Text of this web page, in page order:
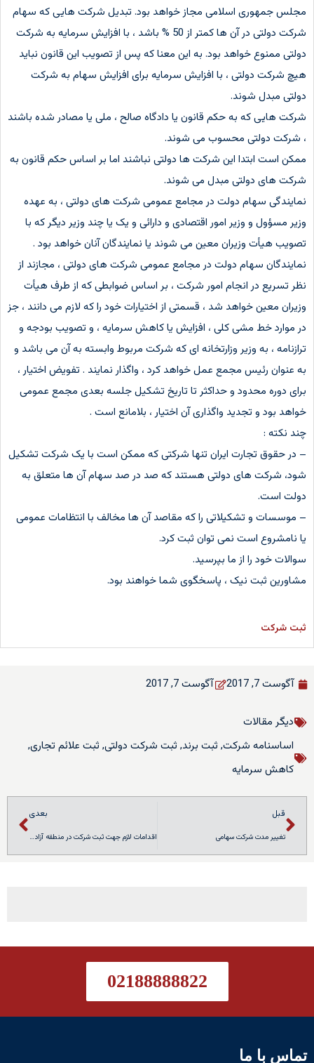
مجلس جمهوری اسلامی مجاز خواهد بود. تبدیل شرکت هایی که سهام
شرکت دولتی در آن ها کمتر از 50 % باشد ، با افزایش سرمایه به شرکت
دولتی ممنوع خواهد بود. به این معنا که پس از تصویب این قانون نباید
هیچ شرکت دولتی ، با افزایش سرمایه برای افزایش سهام به شرکت
دولتی مبدل شوند.
شرکت هایی که به حکم قانون یا دادگاه صالح ، ملی یا مصادر شده باشند
، شرکت دولتی محسوب می شوند.
ممکن است ابتدا این شرکت ها دولتی نباشند اما بر اساس حکم قانون به
شرکت های دولتی مبدل می شوند.
نمایندگی سهام دولت در مجامع عمومی شرکت های دولتی ، به عهده
وزیر مسؤول و وزیر امور اقتصادی و دارائی و یک یا چند وزیر دیگر که با
تصویب هیأت وزیران معین می شوند یا نمایندگان آنان خواهد بود .
نمایندگان سهام دولت در مجامع عمومی شرکت های دولتی ، مجازند از
نظر تسریع در انجام امور شرکت ، بر اساس ضوابطی که از طرف هیأت
وزیران معین خواهد شد ، قسمتی از اختیارات خود را که لازم می دانند ، جز
در موارد خط مشی کلی ، افزایش یا کاهش سرمایه ، و تصویب بودجه و
ترازنامه ، به وزیر وزارتخانه ای که شرکت مربوط وابسته به آن می باشد و
به عنوان رئیس مجمع عمل خواهد کرد ، واگذار نمایند . تفویض اختیار ،
برای دوره محدود و حداکثر تا تاریخ تشکیل جلسه بعدی مجمع عمومی
خواهد بود و تجدید واگذاری آن اختیار ، بلامانع است .
چند نکته :
– در حقوق تجارت ایران تنها شرکتی که ممکن است با یک شرکت تشکیل
شود، شرکت های دولتی هستند که صد در صد سهام آن ها متعلق به
دولت است.
– موسسات و تشکیلاتی را که مقاصد آن ها مخالف با انتظامات عمومی
یا نامشروع است نمی توان ثبت کرد.
سوالات خود را از ما بپرسید.
مشاورین ثبت نیک ، پاسخگوی شما خواهند بود.
ثبت شرکت
آگوست 7, 2017 آگوست 7, 2017
دیگر مقالات
اساسنامه شرکت, ثبت برند, ثبت شرکت دولتی, ثبت علائم تجاری,
کاهش سرمایه
قبل
تغییر مدت شرکت سهامی
بعدی
اقدامات لازم جهت ثبت شرکت در منطقه آزاد تجاری – صنعتی ارس
02188888822
تماس با ما